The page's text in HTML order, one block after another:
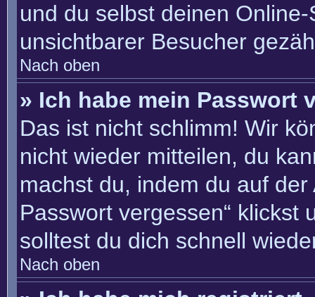
und du selbst deinen
unsichtbarer Besucher
Nach oben
» Ich habe mein Passwort
Das ist nicht schlimm! Wir
nicht wieder mitteilen, du
machst du, indem du auf
Passwort vergessen“ klickst
solltest du dich schnell
Nach oben